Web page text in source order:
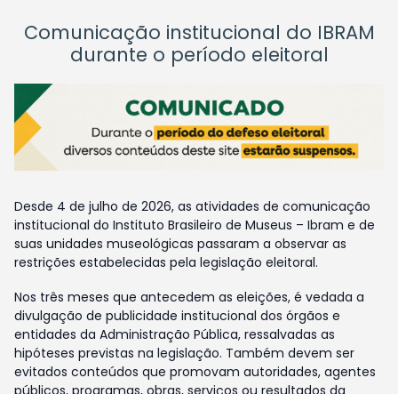
Comunicação institucional do IBRAM
durante o período eleitoral
Desde 4 de julho de 2026, as atividades de comunicação
institucional do Instituto Brasileiro de Museus – Ibram e de
suas unidades museológicas passaram a observar as
restrições estabelecidas pela legislação eleitoral.
Nos três meses que antecedem as eleições, é vedada a
divulgação de publicidade institucional dos órgãos e
entidades da Administração Pública, ressalvadas as
hipóteses previstas na legislação. Também devem ser
evitados conteúdos que promovam autoridades, agentes